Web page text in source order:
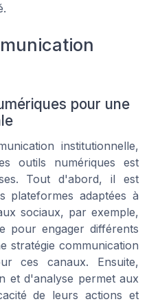
pour une
institutionnelle,
outils numériques est
Tout d'abord, il est
plateformes adaptées à
sociaux, par exemple,
pour engager différents
stratégie communication
ces canaux. Ensuite,
et d'analyse permet aux
de leurs actions et